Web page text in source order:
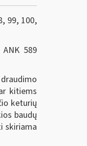
99, 100,
589
kitiems
keturių
baudų
skiriama